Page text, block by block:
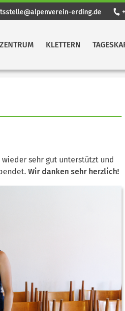
erding.de
KLETTERN
wieder sehr gut unterstützt und
Wir danken sehr herzlich!